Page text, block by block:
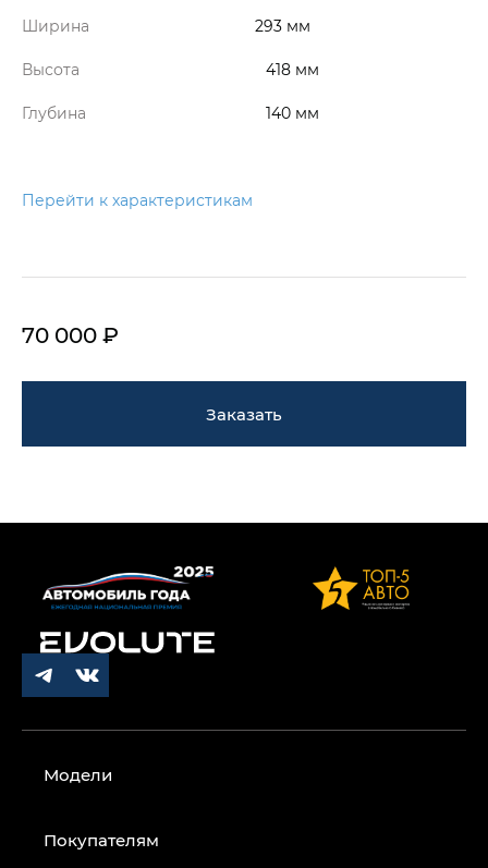
Ширина 293 мм
Высота 418 мм
Глубина 140 мм
Перейти к характеристикам
70 000 ₽
Заказать
Модели
Покупателям